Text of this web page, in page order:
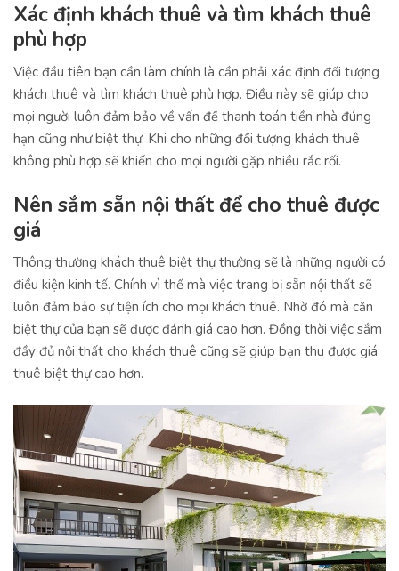
Xác định khách thuê và tìm khách thuê
phù hợp
Việc đầu tiên bạn cần làm chính là cần phải xác định đối tượng
khách thuê và tìm khách thuê phù hợp. Điều này sẽ giúp cho
mọi người luôn đảm bảo về vấn đề thanh toán tiền nhà đúng
hạn cũng như biệt thự. Khi cho những đối tượng khách thuê
không phù hợp sẽ khiến cho mọi người gặp nhiều rắc rối.
Nên sắm sẵn nội thất để cho thuê được
giá
Thông thường khách thuê biệt thự thường sẽ là những người có
điều kiện kinh tế. Chính vì thế mà việc trang bị sẵn nội thất sẽ
luôn đảm bảo sự tiện ích cho mọi khách thuê. Nhờ đó mà căn
biệt thự của bạn sẽ được đánh giá cao hơn. Đồng thời việc sắm
đầy đủ nội thất cho khách thuê cũng sẽ giúp bạn thu được giá
thuê biệt thự cao hơn.